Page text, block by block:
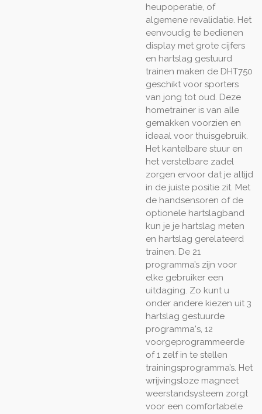
heupoperatie, of
algemene revalidatie. Het
eenvoudig te bedienen
display met grote cijfers
en hartslag gestuurd
trainen maken de DHT750
geschikt voor sporters
van jong tot oud. Deze
hometrainer is van alle
gemakken voorzien en
ideaal voor thuisgebruik.
Het kantelbare stuur en
het verstelbare zadel
zorgen ervoor dat je altijd
in de juiste positie zit. Met
de handsensoren of de
optionele hartslagband
kun je je hartslag meten
en hartslag gerelateerd
trainen. De 21
programma’s zijn voor
elke gebruiker een
uitdaging. Zo kunt u
onder andere kiezen uit 3
hartslag gestuurde
programma's, 12
voorgeprogrammeerde
of 1 zelf in te stellen
trainingsprogramma’s. Het
wrijvingsloze magneet
weerstandsysteem zorgt
voor een comfortabele